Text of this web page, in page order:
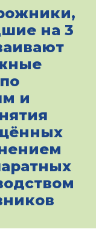
на 3
и